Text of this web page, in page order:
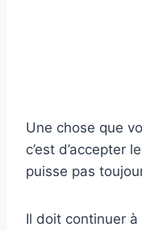
Une chose que
c’est d’accepter
puisse pas
Il doit continuer